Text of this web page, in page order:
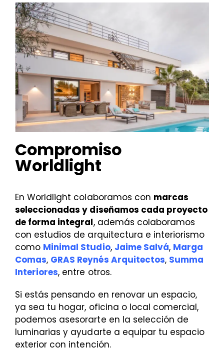
Compromiso
Worldlight
En Worldlight colaboramos con marcas
seleccionadas y diseñamos cada proyecto
de forma integral, además colaboramos
con estudios de arquitectura e interiorismo
como Minimal Studio, Jaime Salvá, Marga
Comas, GRAS Reynés Arquitectos, Summa
Interiores, entre otros.
Si estás pensando en renovar un espacio,
ya sea tu hogar, oficina o local comercial,
podemos asesorarte en la selección de
luminarias y ayudarte a equipar tu espacio
exterior con intención.